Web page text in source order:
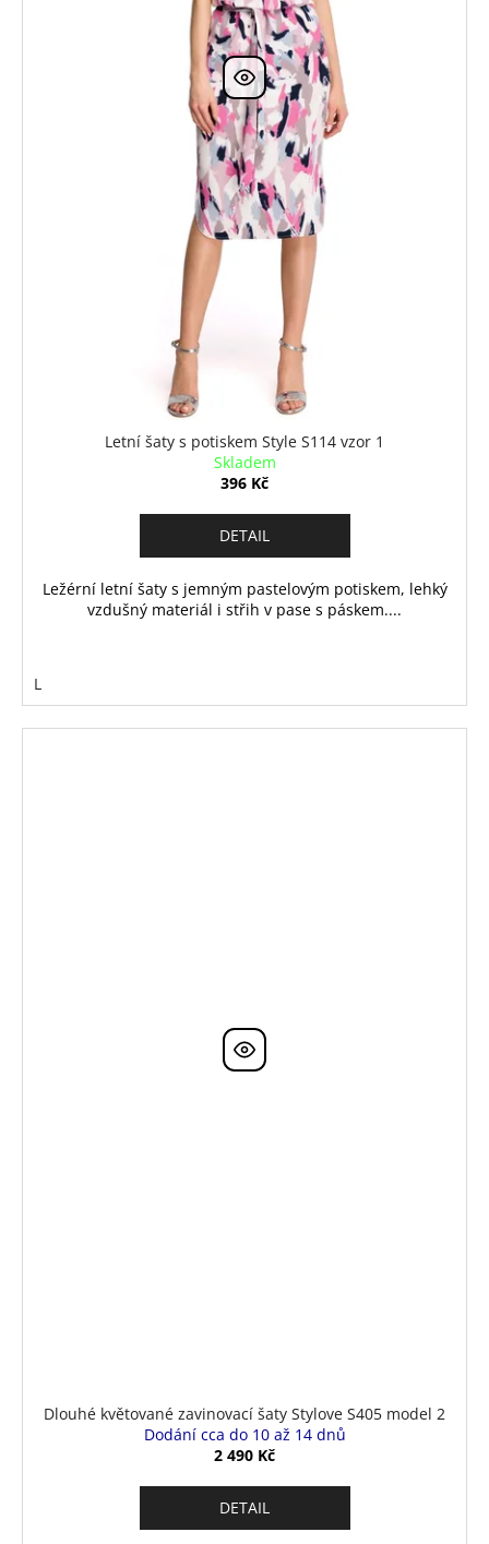
Letní šaty s potiskem Style S114 vzor 1
Skladem
396 Kč
DETAIL
Ležérní letní šaty s jemným pastelovým potiskem, lehký
vzdušný materiál i střih v pase s páskem....
L
Dlouhé květované zavinovací šaty Stylove S405 model 2
Dodání cca do 10 až 14 dnů
2 490 Kč
DETAIL